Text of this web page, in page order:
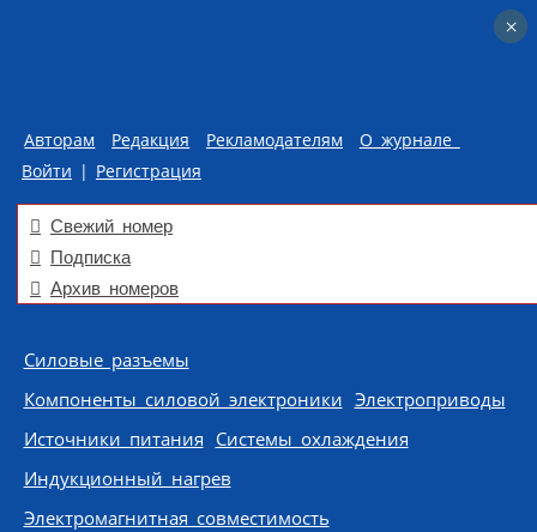
Авторам Редакция Рекламодателям
О журнале
Войти | Регистрация
Свежий номер
Подписка
Архив номеров
Skip to content
Силовые разъемы
Компоненты силовой электроники Электроприводы
Источники питания Системы охлаждения
Индукционный нагрев
Электромагнитная совместимость
×
×